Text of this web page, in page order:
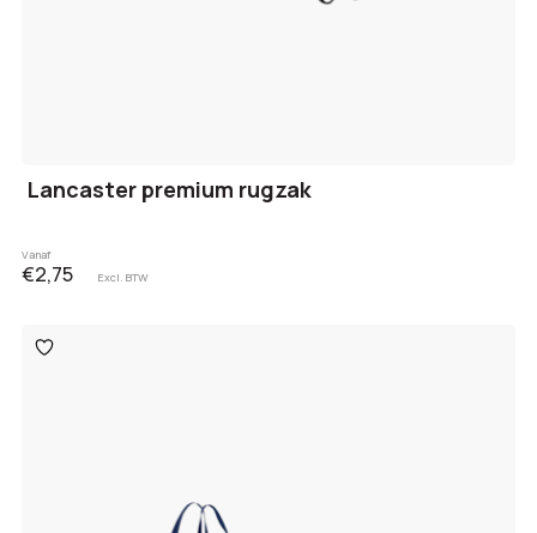
Lancaster premium rugzak
Vanaf
€2,75 Excl. BTW
Toevoegen
aan